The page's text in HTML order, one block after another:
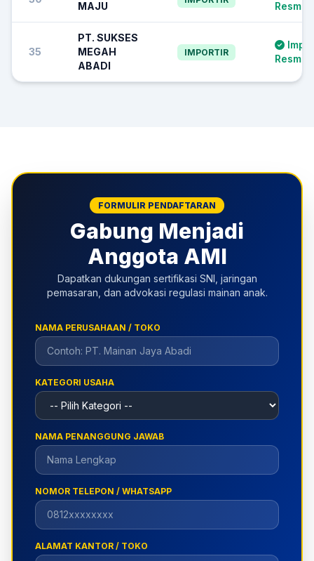
MAJU
Resmi
35
PT. SUKSES
MEGAH
ABADI
IMPORTIR
Resmi
FORMULIR PENDAFTARAN
Gabung Menjadi
Anggota AMI
Dapatkan dukungan sertifikasi SNI, jaringan
pemasaran, dan advokasi regulasi mainan anak.
NAMA PERUSAHAAN / TOKO
KATEGORI USAHA
NAMA PENANGGUNG JAWAB
NOMOR TELEPON / WHATSAPP
ALAMAT KANTOR / TOKO